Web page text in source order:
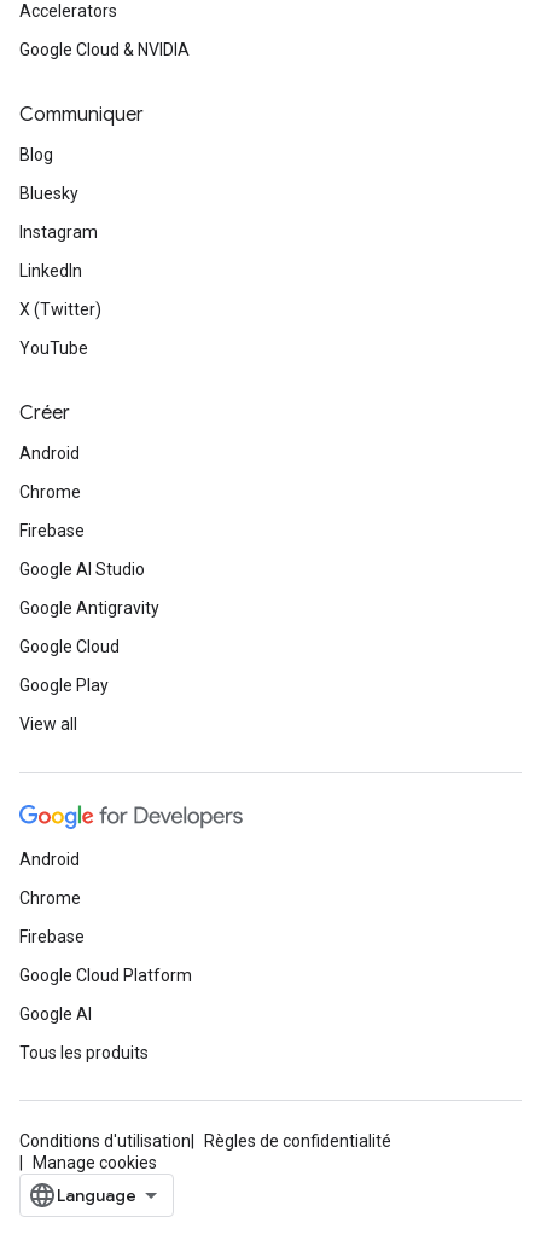
Accelerators
Google Cloud & NVIDIA
Communiquer
Blog
Bluesky
Instagram
LinkedIn
X (Twitter)
YouTube
Créer
Android
Chrome
Firebase
Google AI Studio
Google Antigravity
Google Cloud
Google Play
View all
Android
Chrome
Firebase
Google Cloud Platform
Google AI
Tous les produits
Conditions d'utilisation
Règles de confidentialité
Manage cookies